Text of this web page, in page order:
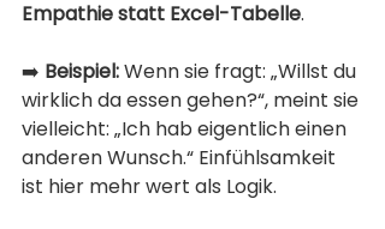
Empathie statt Excel-Tabelle.
➡️ Beispiel: Wenn sie fragt: „Willst du
wirklich da essen gehen?“, meint sie
vielleicht: „Ich hab eigentlich einen
anderen Wunsch.“ Einfühlsamkeit
ist hier mehr wert als Logik.